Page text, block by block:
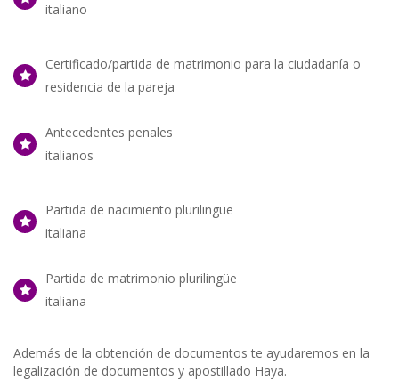
italiano
Certificado/partida de matrimonio para la ciudadanía o
residencia de la pareja
Antecedentes penales
italianos
Partida de nacimiento plurilingüe
italiana
Partida de matrimonio plurilingüe
italiana
Además de la obtención de documentos te ayudaremos en la
legalización de documentos y apostillado Haya.